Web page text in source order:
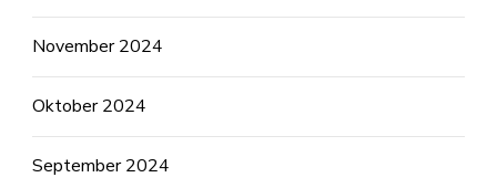
November 2024
Oktober 2024
September 2024